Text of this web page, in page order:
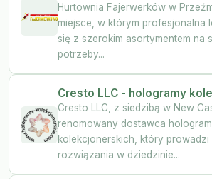
Hurtownia Fajerwerków w
miejsce, w którym profesjonalna
się z szerokim asortymentem na
potrzeby...
Cresto LLC - hologramy
Cresto LLC, z siedzibą w New
renomowany dostawca
kolekcjonerskich, który
rozwiązania w dziedzinie...